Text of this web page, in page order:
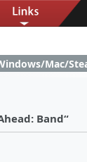
Mac/
Band“